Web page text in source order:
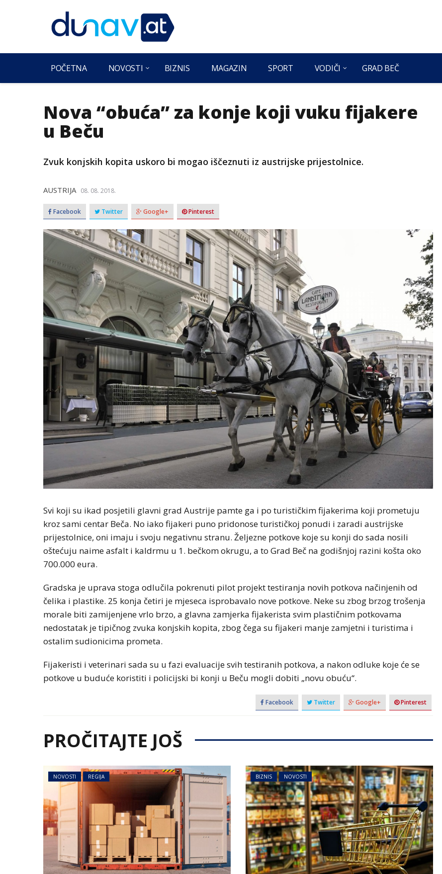
POČETNA NOVOSTI BIZNIS MAGAZIN SPORT VODIČI GRAD BEČ
Nova “obuća” za konje koji vuku fijakere
u Beču
Zvuk konjskih kopita uskoro bi mogao iščeznuti iz austrijske prijestolnice.
AUSTRIJA 08. 08. 2018.
Facebook Twitter Google+ Pinterest
Svi koji su ikad posjetili glavni grad Austrije pamte ga i po turističkim fijakerima koji prometuju
kroz sami centar Beča. No iako fijakeri puno pridonose turističkoj ponudi i zaradi austrijske
prijestolnice, oni imaju i svoju negativnu stranu. Željezne potkove koje su konji do sada nosili
oštećuju naime asfalt i kaldrmu u 1. bečkom okrugu, a to Grad Beč na godišnjoj razini košta oko
700.000 eura.
Gradska je uprava stoga odlučila pokrenuti pilot projekt testiranja novih potkova načinjenih od
čelika i plastike. 25 konja četiri je mjeseca isprobavalo nove potkove. Neke su zbog brzog trošenja
morale biti zamijenjene vrlo brzo, a glavna zamjerka fijakerista svim plastičnim potkovama
nedostatak je tipičnog zvuka konjskih kopita, zbog čega su fijakeri manje zamjetni i turistima i
ostalim sudionicima prometa.
Fijakeristi i veterinari sada su u fazi evaluacije svih testiranih potkova, a nakon odluke koje će se
potkove u buduće koristiti i policijski bi konji u Beču mogli dobiti „novu obuću“.
Facebook Twitter Google+ Pinterest
PROČITAJTE JOŠ
NOVOSTI REGIJA BIZNIS NOVOSTI